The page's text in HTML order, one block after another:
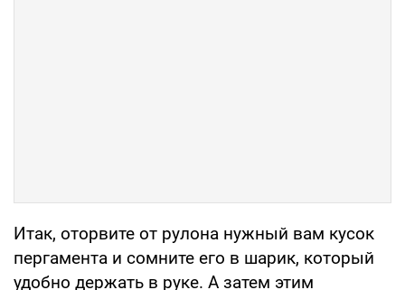
Итак, оторвите от рулона нужный вам кусок
пергамента и сомните его в шарик, который
удобно держать в руке. А затем этим